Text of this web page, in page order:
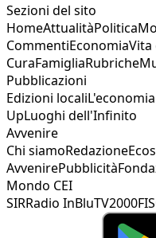
Sezioni del sito
HomeAttualitàPolitica
CommentiEconomiaVita
CuraFamigliaRubriche
Pubblicazioni
Edizioni locali
UpLuoghi dell'Infinito
Avvenire
Chi siamoRedazione
AvvenirePubblicità
Mondo CEI
SIRRadio InBluTV2000